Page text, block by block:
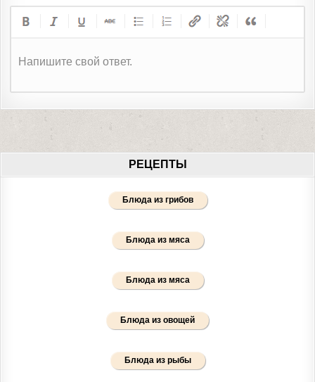
Напишите свой ответ.
РЕЦЕПТЫ
Блюда из грибов
Блюда из мяса
Блюда из мяса
Блюда из овощей
Блюда из рыбы